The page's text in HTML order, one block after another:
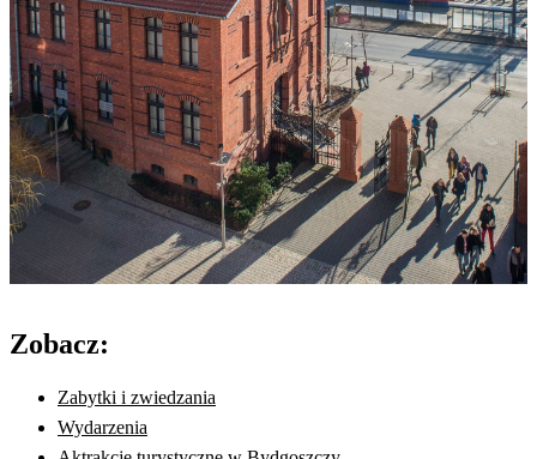
Zobacz:
Zabytki i zwiedzania
Wydarzenia